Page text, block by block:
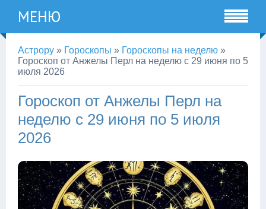
МЕНЮ
Астрору » Гороскопы » Гороскопы на неделю »
Гороскоп от Анжелы Перл на неделю с 29 июня по 5
июля 2026
Гороскоп от Анжелы Перл на
неделю с 29 июня по 5 июля
2026